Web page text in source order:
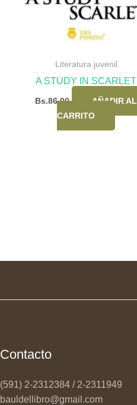
Literatura juvenil
A STUDY IN SCARLET
Bs.86,00
AÑADIR AL
CARRITO
Contacto
(591) 2-2312384 / 2-2311949
bauldellibro@gmail.com